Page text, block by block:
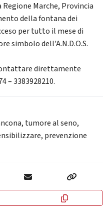
Marche, Provincia
della fontana dei
per tutto il mese di
simbolo dell'A.N.D.O.S.
direttamente
– 3383928210.
, tumore al seno,
, prevenzione